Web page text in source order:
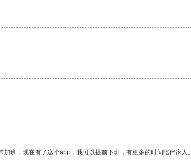
班，现在有了这个app，我可以提前下班，有更多的时间陪伴家人。